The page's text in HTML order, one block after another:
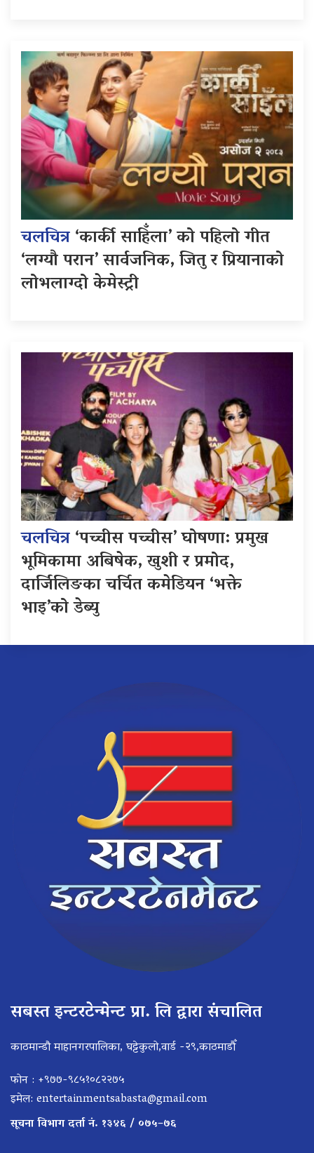
चलचित्र‘कार्की साहिँला’ को पहिलो गीत
‘लग्यौ परान’ सार्वजनिक, जितु र प्रियानाको
लोभलाग्दो केमेस्ट्री
चलचित्र‘पच्चीस पच्चीस’ घोषणा: प्रमुख
भूमिकामा अबिषेक, खुशी र प्रमोद,
दार्जिलिङका चर्चित कमेडियन ‘भक्ते
भाइ’को डेब्यु
सबस्त इन्टरटेन्मेन्ट प्रा. लि द्वारा संचालित
काठमान्डौ माहानगरपालिका, घट्टेकुलो,वार्ड -२९,काठमाडौँ
फोन : +९७७-९८५१०८२२७५
इमेल: entertainmentsabasta@gmail.com
सूचना विभाग दर्ता नं. १३४६ / ०७५–७६